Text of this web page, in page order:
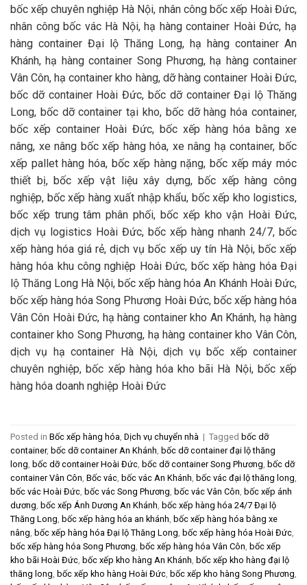
bốc xếp chuyên nghiệp Hà Nội, nhân công bốc xếp Hoài Đức,
nhân công bốc vác Hà Nội, hạ hàng container Hoài Đức, hạ
hàng container Đại lộ Thăng Long, hạ hàng container An
Khánh, hạ hàng container Song Phương, hạ hàng container
Vân Côn, hạ container kho hàng, dỡ hàng container Hoài Đức,
bốc dỡ container Hoài Đức, bốc dỡ container Đại lộ Thăng
Long, bốc dỡ container tại kho, bốc dỡ hàng hóa container,
bốc xếp container Hoài Đức, bốc xếp hàng hóa bằng xe
nâng, xe nâng bốc xếp hàng hóa, xe nâng hạ container, bốc
xếp pallet hàng hóa, bốc xếp hàng nặng, bốc xếp máy móc
thiết bị, bốc xếp vật liệu xây dựng, bốc xếp hàng công
nghiệp, bốc xếp hàng xuất nhập khẩu, bốc xếp kho logistics,
bốc xếp trung tâm phân phối, bốc xếp kho vận Hoài Đức,
dịch vụ logistics Hoài Đức, bốc xếp hàng nhanh 24/7, bốc
xếp hàng hóa giá rẻ, dịch vụ bốc xếp uy tín Hà Nội, bốc xếp
hàng hóa khu công nghiệp Hoài Đức, bốc xếp hàng hóa Đại
lộ Thăng Long Hà Nội, bốc xếp hàng hóa An Khánh Hoài Đức,
bốc xếp hàng hóa Song Phương Hoài Đức, bốc xếp hàng hóa
Vân Côn Hoài Đức, hạ hàng container kho An Khánh, hạ hàng
container kho Song Phương, hạ hàng container kho Vân Côn,
dịch vụ hạ container Hà Nội, dịch vụ bốc xếp container
chuyên nghiệp, bốc xếp hàng hóa kho bãi Hà Nội, bốc xếp
hàng hóa doanh nghiệp Hoài Đức
Posted in Bốc xếp hàng hóa Dịch vụ chuyển nhà | Tagged bốc dỡ
container, bốc dỡ container An Khánh bốc dỡ container đại lộ thăng
long bốc dỡ container Hoài Đức bốc dỡ container Song Phương bốc dỡ
container Vân Côn Bốc vác bốc vác An Khánh bốc vác đại lộ thăng long
bốc vác Hoài Đức bốc vác Song Phương bốc vác Vân Côn bốc xếp ánh
dương bốc xếp Ánh Dương An Khánh bốc xếp hàng hóa 24/7 Đại lộ
Thăng Long bốc xếp hàng hóa an khánh bốc xếp hàng hóa bằng xe
nâng bốc xếp hàng hóa Đại lộ Thăng Long bốc xếp hàng hóa Hoài Đức
bốc xếp hàng hóa Song Phương bốc xếp hàng hóa Vân Côn bốc xếp
kho bãi Hoài Đức bốc xếp kho hàng An Khánh bốc xếp kho hàng đại lộ
thăng long bốc xếp kho hàng Hoài Đức bốc xếp kho hàng Song Phương